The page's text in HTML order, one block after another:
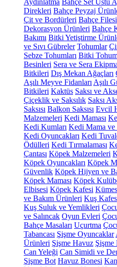
Aydınlatma Bahçe Set Üstü
Direkleri Bahçe Peyzaj
Çit ve Bordürleri Bahçe Filesi
Dekorasyon Ürünleri Bahçe
Bakımı Bitki Yetiştirme
ve Sıvı Gübreler Tohumlar
Sebze Tohumları Bitki
Besinleri Sera ve Sera
Bitkileri Dış Mekan Ağaçları
Aşılı Meyve Fidanları Aşılı
Bitkileri Kaktüs Saksı ve
Çiçeklik ve Saksılık Saksı
Saksısı Balkon Saksısı Evcil
Malzemeleri Kedi Maması
Kedi Kumları Kedi Mama ve
Kedi Oyuncakları Kedi
Ödülleri Kedi Tırmalaması
Çantası Köpek Malzemeleri
Köpek Oyuncakları Köpek
Güvenlik Köpek Hijyen ve
Köpek Maması Köpek
Elbisesi Köpek Kafesi
ve Bakım Ürünleri Kuş
Kuş Suluk ve Yemlikleri
ve Salıncak Oyun Evleri
Bahçe Masaları Uçurtma
Tabancası Şişme Oyuncaklar
Ürünleri Şişme Havuz Şişme
Can Yeleği Can Simidi ve
Şişme Bot Havuz Bonesi